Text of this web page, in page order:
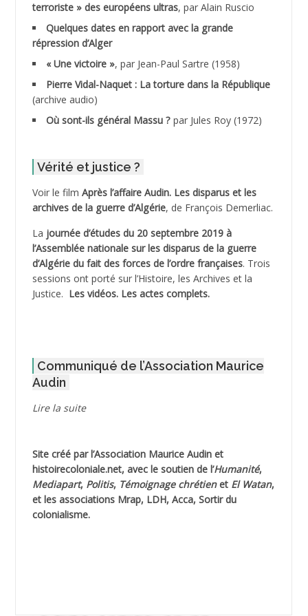
ADDALA Boualem*
ADDANE
ADDECHE Rachid
ADELIOUAT Vve AIT SAADA
ADJANI Khaled
ADJAOUT
ADNI Mohamed Akli
ADOUL Arab *
AGOULMINE
AHLOUCHE Mabrouk *
AIBLIED Ahmed
terroriste » des européens ultras, par Alain Ruscio
Quelques dates en rapport avec la grande
répression d’Alger
« Une victoire », par Jean-Paul Sartre (1958)
Pierre Vidal-Naquet : La torture dans la République
(archive audio)
Où sont-ils général Massu ? par Jules Roy (1972)
Vérité et justice ?
Voir le film Après l’affaire Audin. Les disparus et les
archives de la guerre d’Algérie, de François Demerliac.
La journée d’études du 20 septembre 2019 à
l’Assemblée nationale sur les disparus de la guerre
d’Algérie du fait des forces de l’ordre françaises. Trois
sessions ont porté sur l’Histoire, les Archives et la
Justice. Les vidéos. Les actes complets.
Communiqué de l’Association Maurice
Audin
Lire la suite
Site créé par l’Association Maurice Audinet
histoirecoloniale.net, avec le soutien de l’Humanité,
Mediapart, Politis, Témoignage chrétienet El Watan,
et les associations Mrap, LDH, Acca, Sortir du
colonialisme.